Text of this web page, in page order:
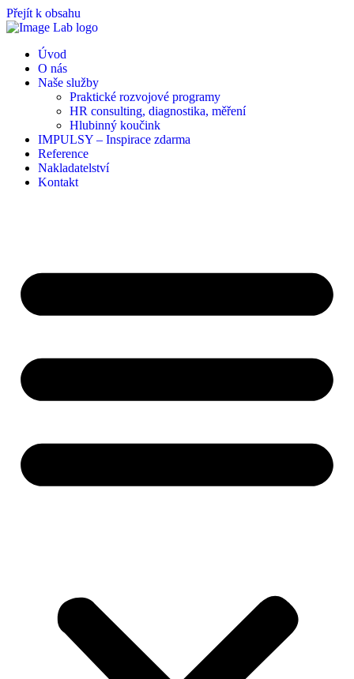
Přejít k obsahu
Úvod
O nás
Naše služby
Praktické rozvojové programy
HR consulting, diagnostika, měření
Hlubinný koučink
IMPULSY – Inspirace zdarma
Reference
Nakladatelství
Kontakt